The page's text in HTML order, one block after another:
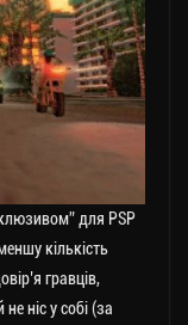
для PSP
кількість
гравців,
ніс у собі (за